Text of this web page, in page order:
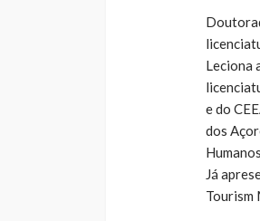
Leciona
e do
dos
Já
Tourism